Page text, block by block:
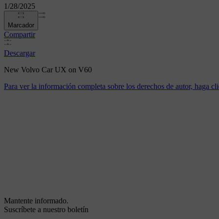
1/28/2025
Marcador
Compartir
Descargar
New Volvo Car UX on V60
Para ver la información completa sobre los derechos de autor, haga